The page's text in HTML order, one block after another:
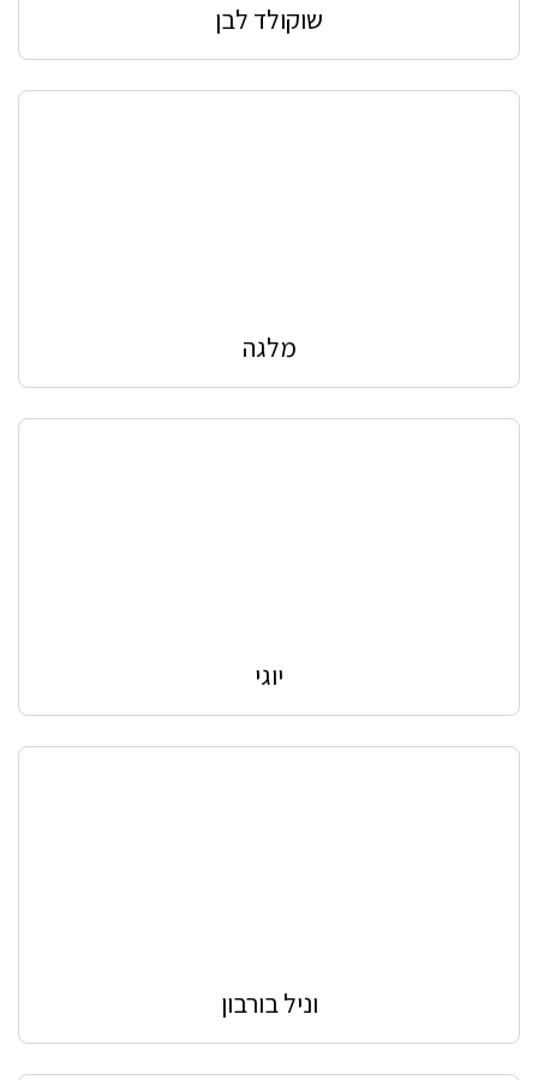
שוקולד לבן
מלגה
יוגי
וניל בורבון